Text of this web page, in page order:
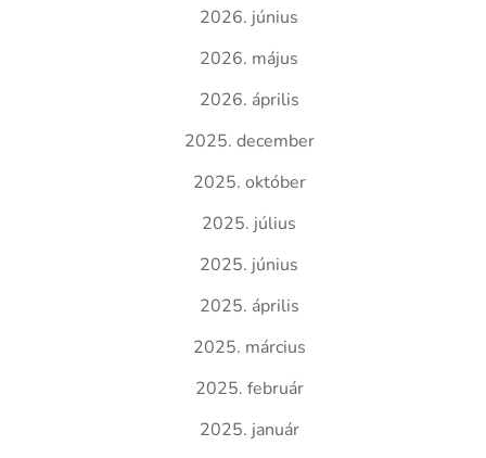
2026. június
2026. május
2026. április
2025. december
2025. október
2025. július
2025. június
2025. április
2025. március
2025. február
2025. január